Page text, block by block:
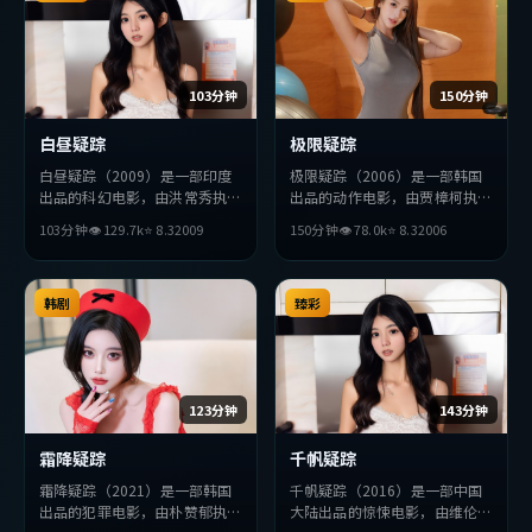
103分钟
白昼疑踪
白昼疑踪（2009）是一部印度
出品的科幻电影，由洪常秀执
影片在叙事与视听上力求突破，
探讨人性与抉择，节奏张弛有
度，适合喜欢该类型的观众完整
观看。
103分钟👁129.7k⭐ 8.32009
150分钟
极限疑踪
极限疑踪（2006）是一部韩国
出品的动作电影，由贾樟柯执
演。影片在叙事与视听上力求突
破，探讨人性与抉择，节奏张弛
有度，适合喜欢该类型的观众完
整观看。
150分钟👁78.0k⭐ 8.32006
123分钟
韩剧
霜降疑踪
霜降疑踪（2021）是一部韩国
出品的犯罪电影，由朴赞郁执
143分钟
臻彩
千帆疑踪
千帆疑踪（2016）是一部中国
大陆出品的惊悚电影，由维伦纽